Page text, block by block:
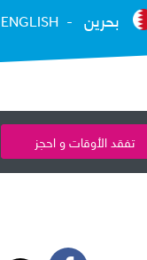
بحرين ENGLISH
تفقد الأوقات و احجز